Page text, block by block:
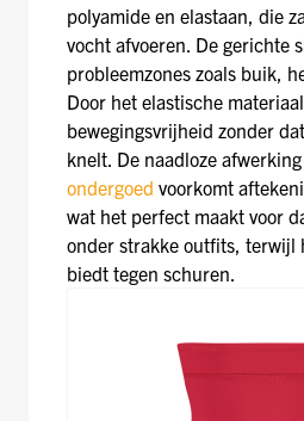
polyamide en elastaan, die
vocht afvoeren. De gerichte
probleemzones zoals buik,
Door het elastische
bewegingsvrijheid zonder
knelt. De naadloze
ondergoed voorkomt
wat het perfect maakt voor
onder strakke outfits, terwijl
biedt tegen schuren.